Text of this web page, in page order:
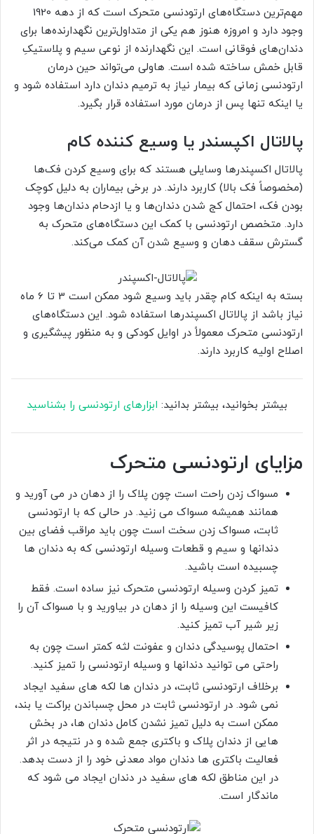
مهم‌ترین دستگاه‌های ارتودنسی متحرک است که از دهه 1920
وجود دارد و امروزه هنوز هم یکی از متداول‌ترین نگهدارنده‌ها برای
دندان‌های فوقانی است. این نگهدارنده از نوعی سیم و پلاستیکِ
قابل خمش ساخته شده است. هاولی می‌تواند حین درمان
ارتودنسی زمانی که بیمار نیاز به ترمیم دندان دارد استفاده شود و
یا اینکه تنها پس از درمان مورد استفاده قرار بگیرد.
پالاتال اکپسندر یا وسیع کننده کام
پالاتال اکسپندرها وسایلی هستند که برای وسیع کردن فک‌ها
(مخصوصاً فک بالا) کاربرد دارند. در برخی بیماران به دلیل کوچک
بودن فک، احتمال کج شدن دندان‌ها و یا ازدحام دندان‌ها وجود
دارد. متخصص ارتودنسی با کمک این دستگاه‌های متحرک به
گسترش سقف دهان و وسیع شدن آن کمک می‌کند.
بسته به اینکه کام چقدر باید وسیع شود ممکن است 3 تا 6 ماه
نیاز باشد از پالاتال اکسپندرها استفاده شود. این دستگاه‌های
ارتودنسی متحرک معمولاً در اوایل کودکی و به منظور پیشگیری و
اصلاح اولیه کاربرد دارند.
بیشتر بخوانید، بیشتر بدانید: ابزارهای ارتودنسی را بشناسید
مزایای ارتودنسی متحرک
مسواک زدن راحت است چون پلاک را از دهان در می آورید و
همانند همیشه مسواک می زنید. در حالی که با ارتودنسی
ثابت، مسواک زدن سخت است چون باید مراقب فضای بین
دندانها و سیم و قطعات وسیله ارتودنسی که به دندان ها
چسبیده است باشید.
تمیز کردن وسیله ارتودنسی متحرک نیز ساده است. فقط
کافیست این وسیله را از دهان در بیاورید و با مسواک آن را
زیر شیر آب تمیز کنید.
احتمال پوسیدگی دندان و عفونت لثه کمتر است چون به
راحتی می توانید دندانها و وسیله ارتودنسی را تمیز کنید.
برخلاف ارتودنسی ثابت، در دندان ها لکه های سفید ایجاد
نمی شود. در ارتودنسی ثابت در محل چسباندن براکت یا بند،
ممکن است به دلیل تمیز نشدن کامل دندان ها، در بخش
هایی از دندان پلاک و باکتری جمع شده و در نتیجه در اثر
فعالیت باکتری ها دندان مواد معدنی خود را از دست بدهد.
در این مناطق لکه های سفید در دندان ایجاد می شود که
ماندگار است.